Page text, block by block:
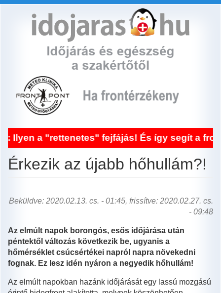
"rettenetes" fejfájás! És így segít a
Érkezik az újabb hőhullám?!
Beküldve: 2020.02.13. cs. - 01:45, frissítve: 2020.02.27. cs.
- 09:48
Az elmúlt napok borongós, esős időjárása után
péntektől változás következik be, ugyanis a
hőmérséklet csúcsértékei napról napra növekedni
fognak. Ez lesz idén nyáron a negyedik hőhullám!
Az elmúlt napokban hazánk időjárását egy lassú mozgású